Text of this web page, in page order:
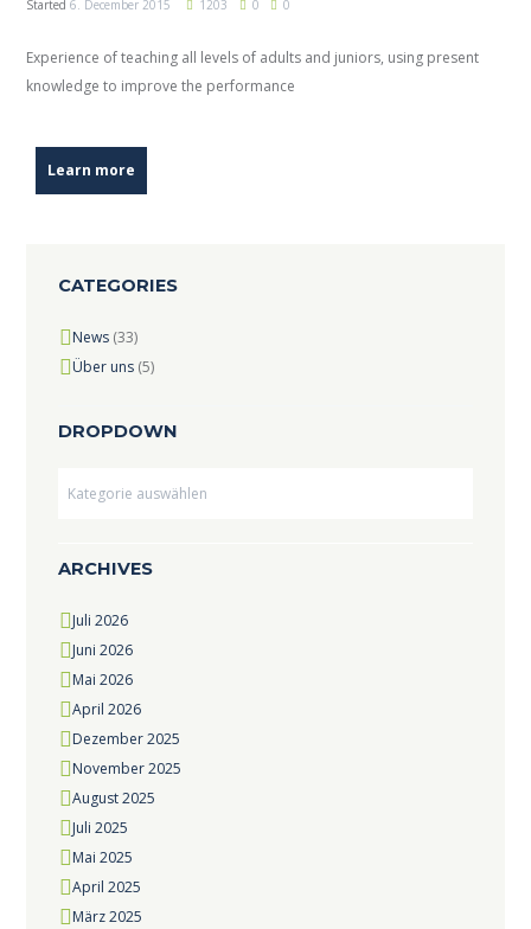
Started6. December 2015 1203 0 0
Experience of teaching all levels of adults and juniors, using present
knowledge to improve the performance
Learn more
CATEGORIES
News(33)
Über uns(5)
DROPDOWN
ARCHIVES
Juli 2026
Juni 2026
Mai 2026
April 2026
Dezember2025
November2025
August2025
Juli 2025
Mai 2025
April 2025
März2025